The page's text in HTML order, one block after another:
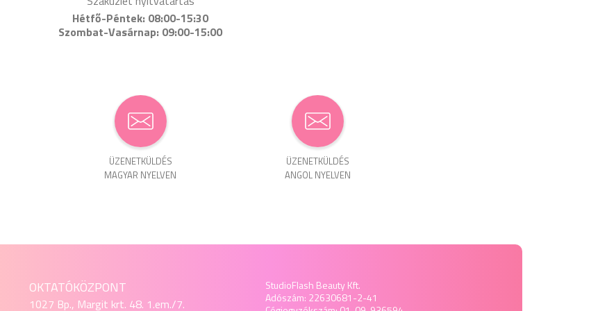
Hétfő-Péntek: 08:00-15:30
Szombat-Vasárnap: 09:00-15:00
ÜZENET­KÜLDÉS
MAGYAR NYELVEN
ÜZENET­KÜLDÉS
ANGOL NYELVEN
OKTATÓKÖZPONT
1027 Bp., Margit krt. 48. 1.em./7.
StudioFlash Beauty Kft.
Adószám: 22630681-2-41